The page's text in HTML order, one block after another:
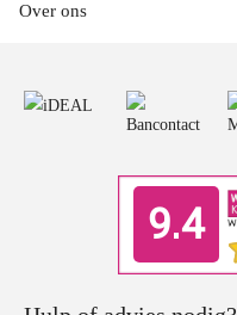
Over ons